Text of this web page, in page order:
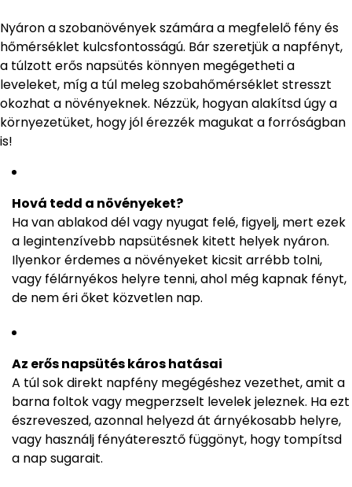
Nyáron a szobanövények számára a megfelelő fény és
hőmérséklet kulcsfontosságú. Bár szeretjük a napfényt,
a túlzott erős napsütés könnyen megégetheti a
leveleket, míg a túl meleg szobahőmérséklet stresszt
okozhat a növényeknek. Nézzük, hogyan alakítsd úgy a
környezetüket, hogy jól érezzék magukat a forróságban
is!
Hová tedd a növényeket?
Ha van ablakod dél vagy nyugat felé, figyelj, mert ezek
a legintenzívebb napsütésnek kitett helyek nyáron.
Ilyenkor érdemes a növényeket kicsit arrébb tolni,
vagy félárnyékos helyre tenni, ahol még kapnak fényt,
de nem éri őket közvetlen nap.
Az erős napsütés káros hatásai
A túl sok direkt napfény megégéshez vezethet, amit a
barna foltok vagy megperzselt levelek jeleznek. Ha ezt
észreveszed, azonnal helyezd át árnyékosabb helyre,
vagy használj fényáteresztő függönyt, hogy tompítsd
a nap sugarait.